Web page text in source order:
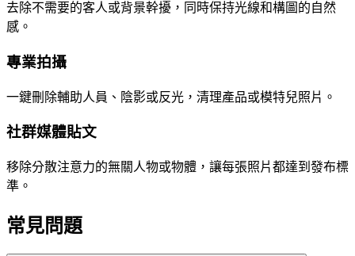
去除不需要的客人或背景幹擾，同時保持光線和構圖的自然
感。
專業拍攝
一鍵刪除輔助人員、陰影或反光，清理產品或模特兒照片。
社群媒體貼文
移除分散注意力的無關人物或物體，讓每張照片都達到發布標
準。
常見問題